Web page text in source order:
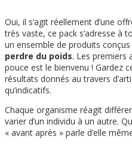
Oui, il s’agit réellement d’une
très vaste, ce pack s’adresse à
un ensemble de produits
perdre du poids. Les premiers
pouce est le bienvenu ! Gardez
résultats donnés au travers
qu’indicatifs.
Chaque organisme réagit
varier d’un individu à un autre.
« avant après » parle d’elle